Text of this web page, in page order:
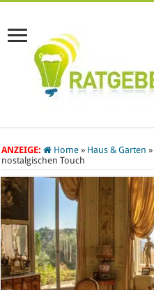
ANZEIGE: Home » Haus & Garten »
nostalgischen Touch